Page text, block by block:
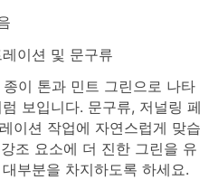
이션 및 문구류
이 톤과 민트 그린으로 나타
보입니다. 문구류, 저널링 페
이션 작업에 자연스럽게 맞습
조 요소에 더 진한 그린을 유
부분을 차지하도록 하세요.